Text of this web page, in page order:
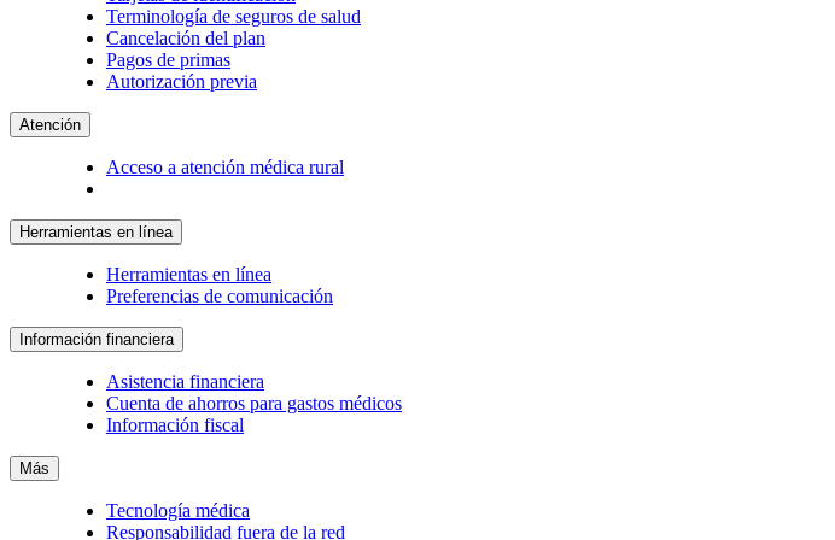
Terminología de seguros de salud
Cancelación del plan
Pagos de primas
Autorización previa
Atención
Acceso a atención médica rural
Herramientas en línea
Herramientas en línea
Preferencias de comunicación
Información financiera
Asistencia financiera
Cuenta de ahorros para gastos médicos
Información fiscal
Más
Tecnología médica
Responsabilidad fuera de la red